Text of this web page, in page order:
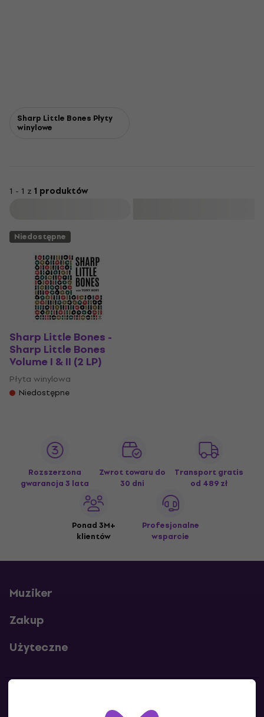
Sharp Little Bones Płyty
winylowe
1 - 1 z 1 produktów
Niedostępne
Sharp Little Bones -
Sharp Little Bones
Volume I & II (2 LP)
Płyta winylowa
Niedostępne
Rozszerzona
gwarancja 3 lata
Zwrot towaru do
30 dni
Transport gratis
od 489 zł
Ponad 3M+
klientów
Profesjonalne
wsparcie
Muziker
Zakup
Użyteczne